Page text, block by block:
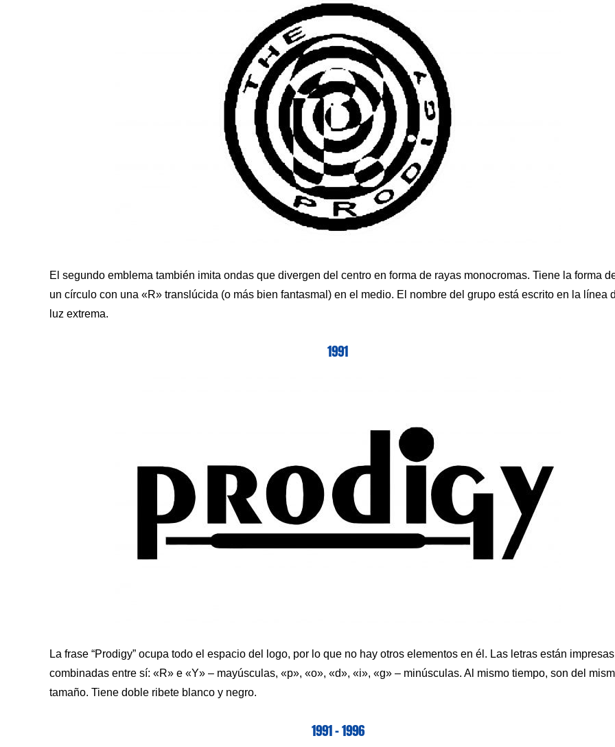
El segundo emblema también imita ondas que divergen del centro en forma de rayas monocromas. Tiene la forma
un círculo con una «R» translúcida (o más bien fantasmal) en el medio. El nombre del grupo está escrito en la línea
luz extrema.
1991
La frase “Prodigy” ocupa todo el espacio del logo, por lo que no hay otros elementos en él. Las letras están
combinadas entre sí: «R» e «Y» – mayúsculas, «p», «o», «d», «i», «g» – minúsculas. Al mismo tiempo, son del
tamaño. Tiene doble ribete blanco y negro.
1991 – 1996